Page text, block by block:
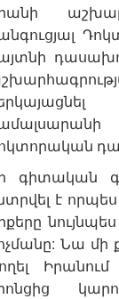
գիտական
է
Նա մի